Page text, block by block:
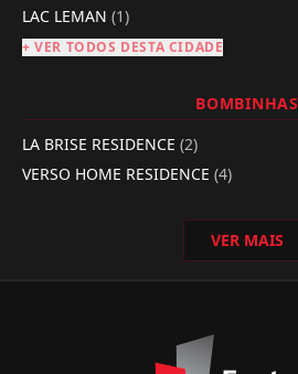
LAC LEMAN (1)
+ VER TODOS DESTA CIDADE
BOMBINHAS
LA BRISE RESIDENCE (2)
VERSO HOME RESIDENCE (4)
VER MAIS